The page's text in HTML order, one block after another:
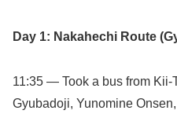
Day 1: Nakahechi Route
11:35 — Took a bus from Kii-
Gyubadoji, Yunomine